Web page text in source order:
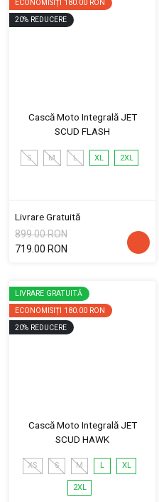
ECONOMISIȚI 180.00 RON
20% REDUCERE
Cască Moto Integrală JET
SCUD FLASH
S M L XL 2XL
Livrare Gratuită
899.00 RON
719.00 RON
LIVRARE GRATUITĂ
ECONOMISIȚI 180.00 RON
20% REDUCERE
Cască Moto Integrală JET
SCUD HAWK
XS S M L XL
2XL